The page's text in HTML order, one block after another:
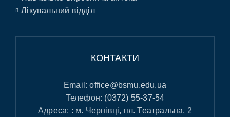
Лікувальний відділ
КОНТАКТИ
Email:office@bsmu.edu.ua
Телефон: (0372) 55-37-54
Адреса: : м. Чернівці, пл. Театральна, 2